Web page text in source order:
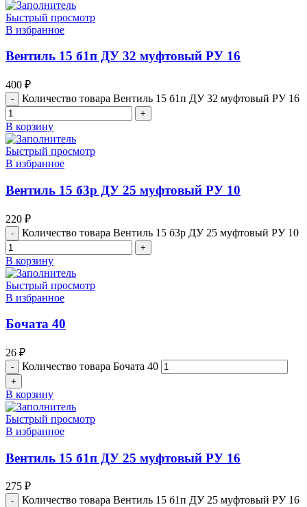
Быстрый просмотр
В избранное
Вентиль 15 б1п ДУ 32 муфтовый РУ 16
400 ₽
Количество товара Вентиль 15 б1п ДУ 32 муфтовый РУ 16
В корзину
Быстрый просмотр
В избранное
Вентиль 15 б3р ДУ 25 муфтовый РУ 10
220 ₽
Количество товара Вентиль 15 б3р ДУ 25 муфтовый РУ 10
В корзину
Быстрый просмотр
В избранное
Бочата 40
26 ₽
Количество товара Бочата 40
В корзину
Быстрый просмотр
В избранное
Вентиль 15 б1п ДУ 25 муфтовый РУ 16
275 ₽
Количество товара Вентиль 15 б1п ДУ 25 муфтовый РУ 16